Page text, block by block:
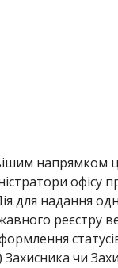
напрямком
офісу
для надання
реєстру
Захисника чи